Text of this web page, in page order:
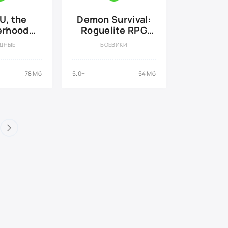
the
78 Мб
Demon Survival:
Roguelite RPG
{ВЗЛОМ: Много
БОЕВИКИ
5.0+ 54 Мб